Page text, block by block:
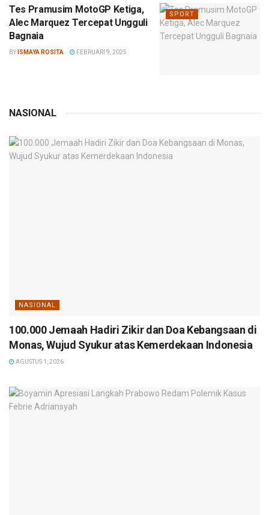
SPORT
Tes Pramusim MotoGP Ketiga,
Alec Marquez Tercepat Ungguli
Bagnaia
BY ISMAYA ROSITA FEBRUARI 9, 2025
NASIONAL
NASIONAL
100.000 Jemaah Hadiri Zikir dan Doa Kebangsaan di
Monas, Wujud Syukur atas Kemerdekaan Indonesia
AGUSTUS 1, 2026